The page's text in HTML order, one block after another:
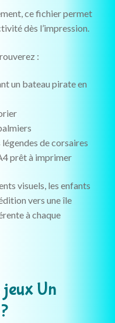
ce fichier permet
dès l’impression.
:
un bateau pirate en
de corsaires
prêt à imprimer
visuels, les enfants
vers une île
à chaque
Un